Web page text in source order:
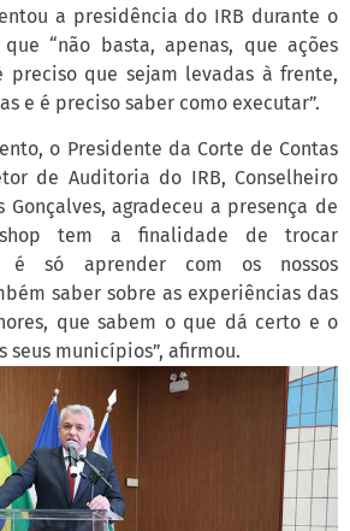
a presidência do IRB durante o
“não basta, apenas, que ações
preciso que sejam levadas à frente,
e é preciso saber como executar”.
o Presidente da Corte de Contas
de Auditoria do IRB, Conselheiro
Gonçalves, agradeceu a presença de
tem a finalidade de trocar
é só aprender com os nossos
saber sobre as experiências das
que sabem o que dá certo e o
seus municípios”, afirmou.